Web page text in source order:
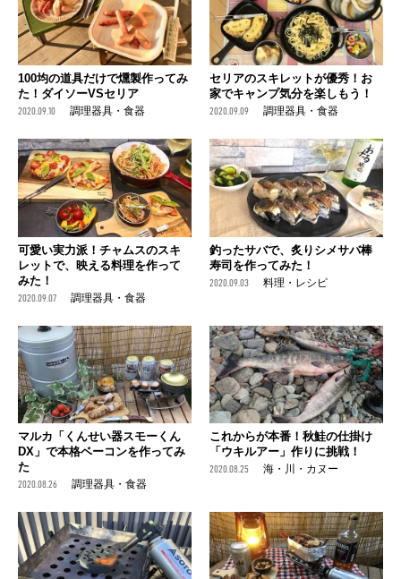
100均の道具だけで燻製作ってみ
た！ダイソーVSセリア
2020.09.10 調理器具・食器
セリアのスキレットが優秀！お
家でキャンプ気分を楽しもう！
2020.09.09 調理器具・食器
可愛い実力派！チャムスのスキ
レットで、映える料理を作って
みた！
2020.09.07 調理器具・食器
釣ったサバで、炙りシメサバ棒
寿司を作ってみた！
2020.09.03 料理・レシピ
マルカ「くんせい器スモーくん
DX」で本格ベーコンを作ってみ
た
2020.08.26 調理器具・食器
これからが本番！秋鮭の仕掛け
「ウキルアー」作りに挑戦！
2020.08.25 海・川・カヌー